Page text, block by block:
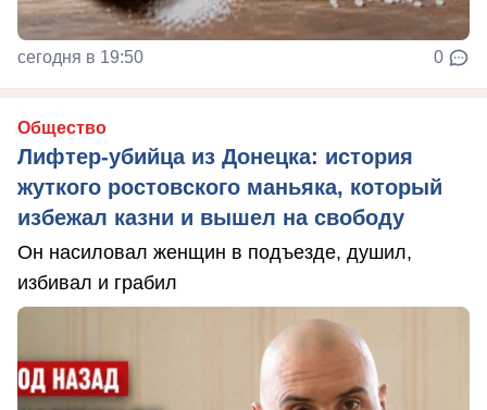
сегодня в 19:50 0
Общество
Лифтер-убийца из Донецка: история
жуткого ростовского маньяка, который
избежал казни и вышел на свободу
Он насиловал женщин в подъезде, душил,
избивал и грабил